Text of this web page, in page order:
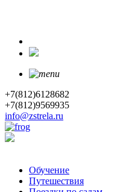
+7(812)6128682
+7(812)9569935
info@zstrela.ru
Обучение
Путешествия